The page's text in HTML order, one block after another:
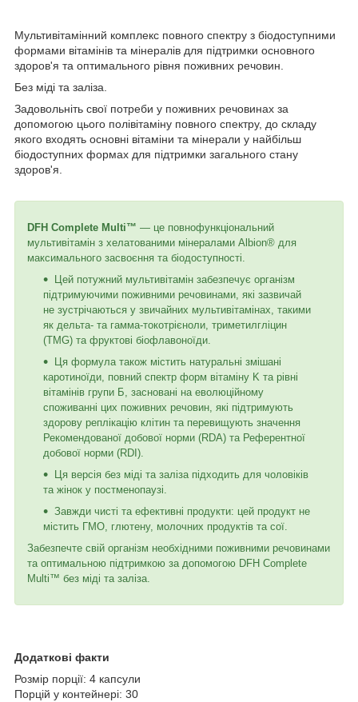
Мультивітамінний комплекс повного спектру з біодоступними
формами вітамінів та мінералів для підтримки основного
здоров'я та оптимального рівня поживних речовин.
Без міді та заліза.
Задовольніть свої потреби у поживних речовинах за
допомогою цього полівітаміну повного спектру, до складу
якого входять основні вітаміни та мінерали у найбільш
біодоступних формах для підтримки загального стану
здоров'я.
DFH Complete Multi™ — це повнофункціональний
мультивітамін з хелатованими мінералами Albion® для
максимального засвоєння та біодоступності.
Цей потужний мультивітамін забезпечує організм
підтримуючими поживними речовинами, які зазвичай
не зустрічаються у звичайних мультивітамінах, такими
як дельта- та гамма-токотрієноли, триметилгліцин
(TMG) та фруктові біофлавоноїди.
Ця формула також містить натуральні змішані
каротиноїди, повний спектр форм вітаміну K та рівні
вітамінів групи Б, засновані на еволюційному
споживанні цих поживних речовин, які підтримують
здорову реплікацію клітин та перевищують значення
Рекомендованої добової норми (RDA) та Референтної
добової норми (RDI).
Ця версія без міді та заліза підходить для чоловіків
та жінок у постменопаузі.
Завжди чисті та ефективні продукти: цей продукт не
містить ГМО, глютену, молочних продуктів та сої.
Забезпечте свій організм необхідними поживними речовинами
та оптимальною підтримкою за допомогою DFH Complete
Multi™ без міді та заліза.
Додаткові факти
Розмір порції: 4 капсули
Порцій у контейнері: 30